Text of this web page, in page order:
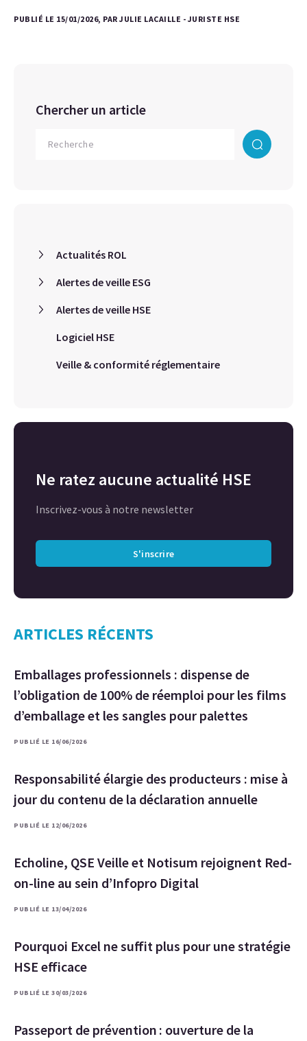
PUBLIÉ LE 15/01/2026, PAR JULIE LACAILLE - JURISTE HSE
Chercher un article
Actualités ROL
Alertes de veille ESG
Alertes de veille HSE
Logiciel HSE
Veille & conformité réglementaire
Ne ratez aucune actualité HSE
Inscrivez-vous à notre newsletter
S'inscrire
ARTICLES RÉCENTS
Emballages professionnels : dispense de
l’obligation de 100% de réemploi pour les films
d’emballage et les sangles pour palettes
PUBLIÉ LE 16/06/2026
Responsabilité élargie des producteurs : mise à
jour du contenu de la déclaration annuelle
PUBLIÉ LE 12/06/2026
Echoline, QSE Veille et Notisum rejoignent Red-
on-line au sein d’Infopro Digital
PUBLIÉ LE 13/04/2026
Pourquoi Excel ne suffit plus pour une stratégie
HSE efficace
PUBLIÉ LE 30/03/2026
Passeport de prévention : ouverture de la